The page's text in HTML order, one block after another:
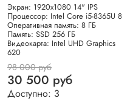
Экран: 1920x1080 14" IPS
Процессор: Intel Core i5-8365U 8
Оперативная память: 8 ГБ
Память: SSD 256 ГБ
Видеокарта: Intel UHD Graphics
620
98 000 руб
30 500 руб
Доступно: 3